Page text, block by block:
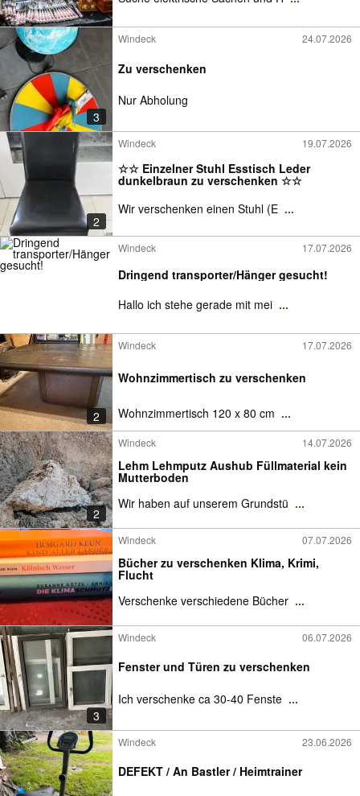
3
Windeck 24.07.2026
Zu verschenken
Nur Abholung
2
Windeck 19.07.2026
☆☆ Einzelner Stuhl Esstisch Leder
dunkelbraun zu verschenken ☆☆
Wir verschenken einen Stuhl (E ...
Windeck 17.07.2026
Dringend transporter/Hänger gesucht!
Hallo ich stehe gerade mit mei ...
2
Windeck 17.07.2026
Wohnzimmertisch zu verschenken
Wohnzimmertisch 120 x 80 cm ...
2
Windeck 14.07.2026
Lehm Lehmputz Aushub Füllmaterial kein
Mutterboden
Wir haben auf unserem Grundstü ...
Windeck 07.07.2026
Bücher zu verschenken Klima, Krimi,
Flucht
Verschenke verschiedene Bücher ...
3
Windeck 06.07.2026
Fenster und Türen zu verschenken
Ich verschenke ca 30-40 Fenste ...
Windeck 23.06.2026
DEFEKT / An Bastler / Heimtrainer